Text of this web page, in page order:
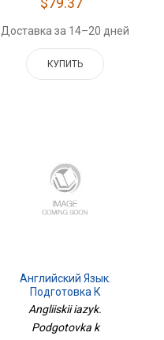
Доставка за 14–20 дней
КУПИТЬ
Английский Язык.
Подготовка К
Олимпиадам. Уровень
Эксперт Просв.
Angliiskii iazyk.
Podgotovka k